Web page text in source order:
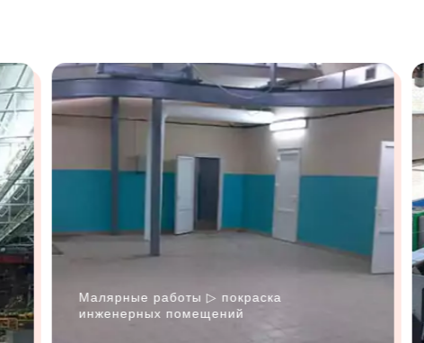
Малярные работы ▷ покраска
инженерных помещений